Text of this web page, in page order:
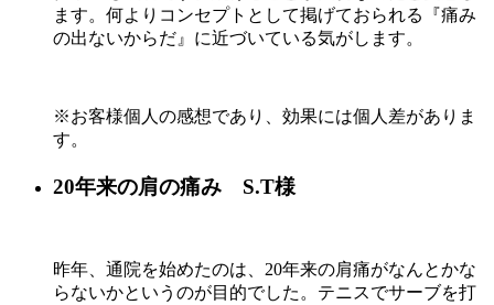
ます。何よりコンセプトとして掲げておられる『痛み
の出ないからだ』に近づいている気がします。
※お客様個人の感想であり、効果には個人差がありま
す。
20年来の肩の痛み S.T様
昨年、通院を始めたのは、20年来の肩痛がなんとかな
らないかというのが目的でした。テニスでサーブを打